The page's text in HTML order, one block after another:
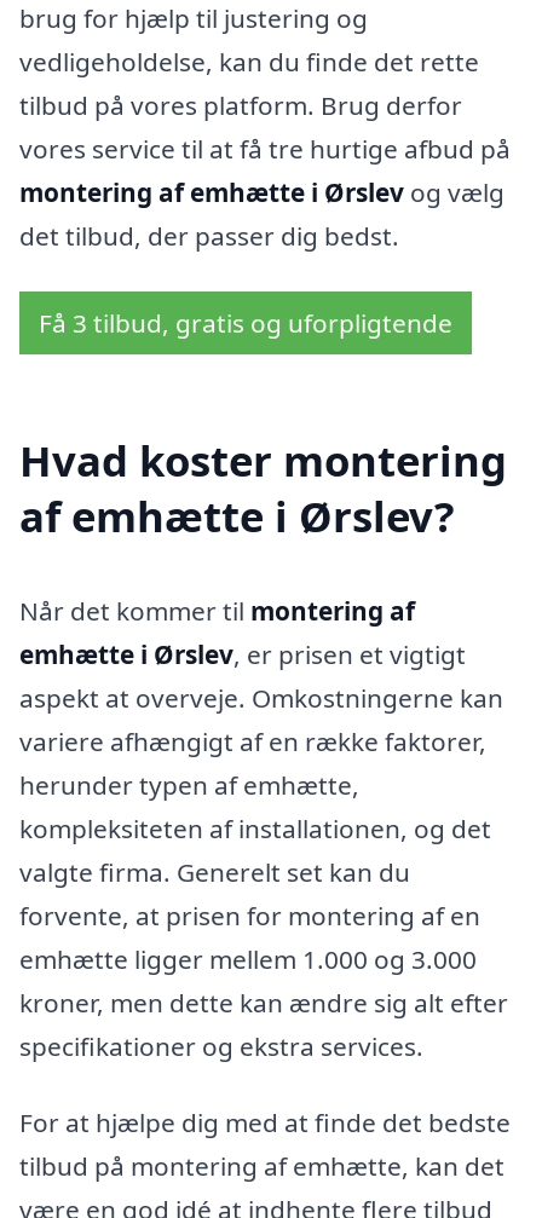
brug for hjælp til justering og
vedligeholdelse, kan du finde det rette
tilbud på vores platform. Brug derfor
vores service til at få tre hurtige afbud på
montering af emhætte i Ørslev og vælg
det tilbud, der passer dig bedst.
Få 3 tilbud, gratis og uforpligtende
Hvad koster montering
af emhætte i Ørslev?
Når det kommer til montering af
emhætte i Ørslev, er prisen et vigtigt
aspekt at overveje. Omkostningerne kan
variere afhængigt af en række faktorer,
herunder typen af emhætte,
kompleksiteten af installationen, og det
valgte firma. Generelt set kan du
forvente, at prisen for montering af en
emhætte ligger mellem 1.000 og 3.000
kroner, men dette kan ændre sig alt efter
specifikationer og ekstra services.
For at hjælpe dig med at finde det bedste
tilbud på montering af emhætte, kan det
være en god idé at indhente flere tilbud